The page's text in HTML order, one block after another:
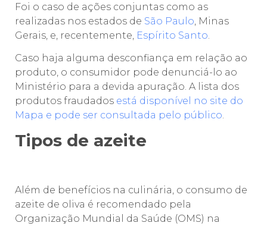
Foi o caso de ações conjuntas como as
realizadas nos estados de São Paulo , Minas
Gerais, e, recentemente, Espírito Santo
Caso haja alguma desconfiança em relação ao
produto, o consumidor pode denunciá-lo ao
Ministério para a devida apuração. A lista dos
produtos fraudados está disponível no site do
Mapa e pode ser consultada pelo público.
Tipos de azeite
Além de benefícios na culinária, o consumo de
azeite de oliva é recomendado pela
Organização Mundial da Saúde (OMS) na